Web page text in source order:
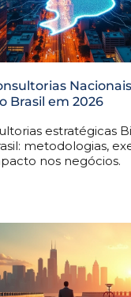
Brasil em 2026
estratégicas
metodologias,
nos negócios.